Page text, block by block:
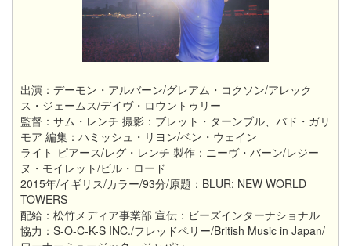
出演：デーモン・アルバーン/グレアム・コクソン/アレック
ス・ジェームス/デイヴ・ロウントゥリー
監督：サム・レンチ 撮影：ブレット・ターンブル、バド・ガリ
モア 編集：ハミッシュ・リヨン/ベン・ウェイン
ライト-ピアース/レグ・レンチ 製作：ニーヴ・バーン/レジー
ヌ・モイレット/ビル・ロード
2015年/イギリス/カラー/93分/原題：BLUR: NEW WORLD
TOWERS
配給：松竹メディア事業部 宣伝：ビーズインターナショナル
協力：S-O-C-K-S INC./フレッドペリー/British Music in Japan/